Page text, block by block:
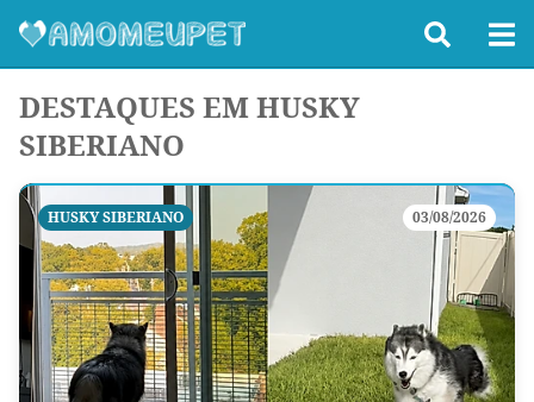
DESTAQUES EM HUSKY
SIBERIANO
HUSKY SIBERIANO 03/08/2026